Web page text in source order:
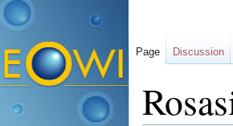
Page Discussion